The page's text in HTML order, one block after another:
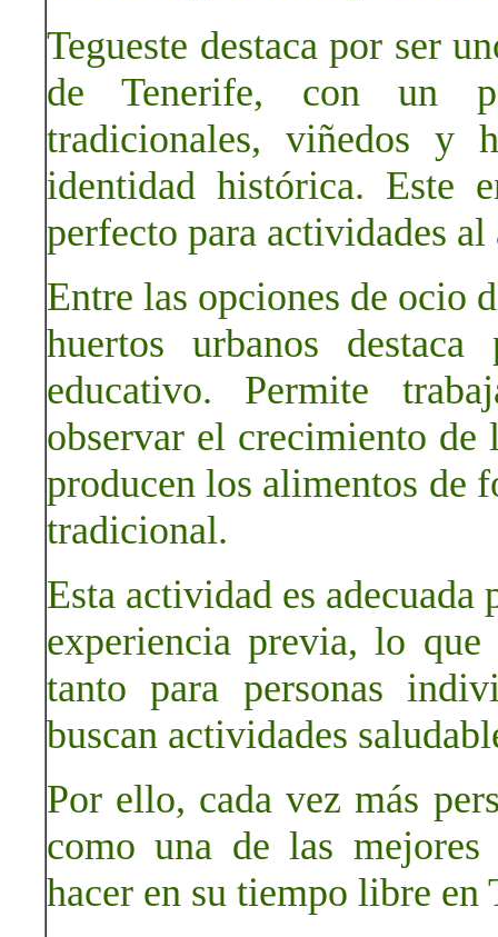
Tegueste destaca por ser
de Tenerife, con un
tradicionales, viñedos y
identidad histórica. Este
perfecto para actividades
Entre las opciones de ocio
huertos urbanos
educativo. Permite
observar el crecimiento de
producen los alimentos de
tradicional.
Esta actividad es adecuada
experiencia previa, lo
tanto para personas
buscan actividades
Por ello, cada vez más
como una de las mejores
hacer en su tiempo libre en